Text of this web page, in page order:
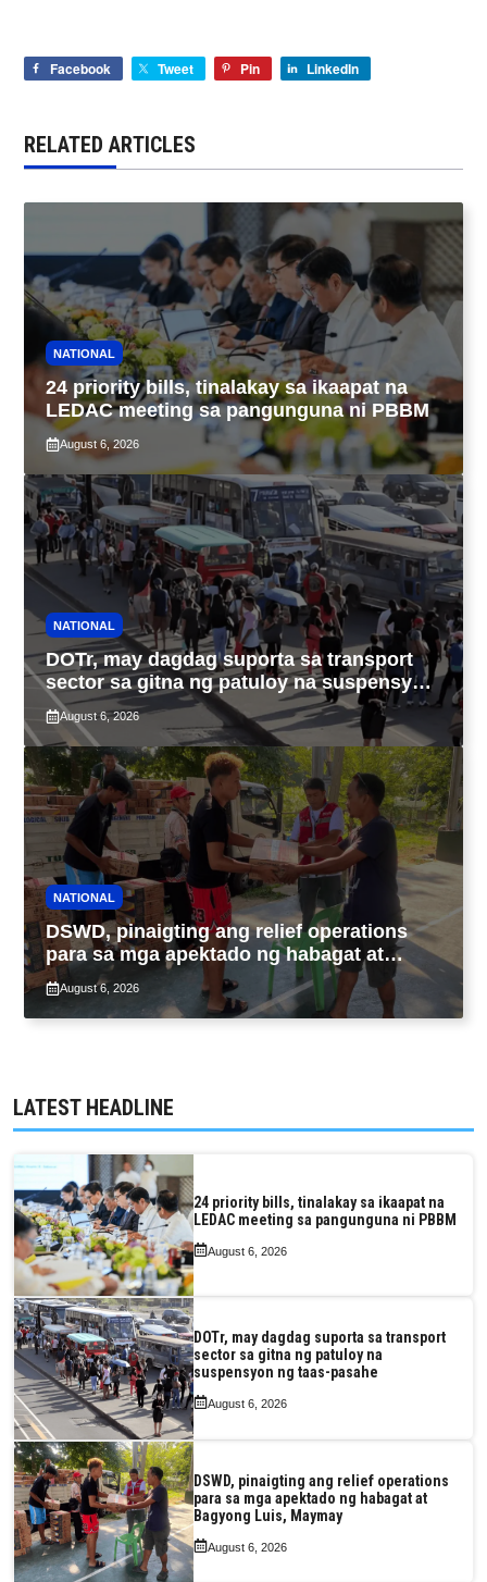
Facebook Tweet Pin LinkedIn
RELATED ARTICLES
NATIONAL
24 priority bills, tinalakay sa ikaapat na
LEDAC meeting sa pangunguna ni PBBM
August 6, 2026
NATIONAL
DOTr, may dagdag suporta sa transport
sector sa gitna ng patuloy na suspensyon
ng taas-pasahe
August 6, 2026
NATIONAL
DSWD, pinaigting ang relief operations
para sa mga apektado ng habagat at
Bagyong Luis, Maymay
August 6, 2026
LATEST HEADLINE
24 priority bills, tinalakay sa ikaapat na
LEDAC meeting sa pangunguna ni PBBM
August 6, 2026
DOTr, may dagdag suporta sa transport
sector sa gitna ng patuloy na
suspensyon ng taas-pasahe
August 6, 2026
DSWD, pinaigting ang relief operations
para sa mga apektado ng habagat at
Bagyong Luis, Maymay
August 6, 2026